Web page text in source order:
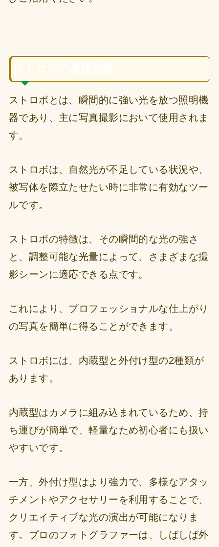
ストロボとは、瞬間的に強い光を放つ照明機
器であり、主に写真撮影において使用されま
す。
ストロボは、自然光が不足している状況や、
被写体を際立たせたい時に非常に有効なツー
ルです。
ストロボの特徴は、その瞬間的な光の強さ
と、調整可能な光量によって、さまざまな撮
影シーンに適応できる点です。
これにより、プロフェッショナルな仕上がり
の写真を簡単に得ることができます。
ストロボには、内蔵型と外付け型の2種類が
あります。
内蔵型はカメラに組み込まれているため、持
ち運びが簡単で、軽量なため初心者にも扱い
やすいです。
一方、外付け型はより強力で、多様なアタッ
チメントやアクセサリーを利用することで、
クリエイティブな光の演出が可能になりま
す。プロのフォトグラファーは、しばしば外